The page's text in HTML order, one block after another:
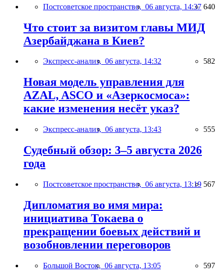
Постсоветское пространство, 06 августа, 14:37 640
Что стоит за визитом главы МИД
Азербайджана в Киев?
Экспресс-анализ, 06 августа, 14:32 582
Новая модель управления для
AZAL, ASCO и «Азеркосмоса»:
какие изменения несёт указ?
Экспресс-анализ, 06 августа, 13:43 555
Судебный обзор: 3–5 августа 2026
года
Постсоветское пространство, 06 августа, 13:19 567
Дипломатия во имя мира:
инициатива Токаева о
прекращении боевых действий и
возобновлении переговоров
Большой Восток, 06 августа, 13:05 597